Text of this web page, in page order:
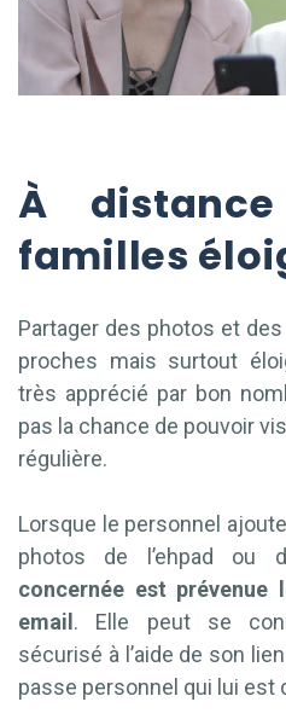
À
familles
Partager des photos et
proches mais surtout
très apprécié par bon
pas la chance de pouvoir
régulière.
Lorsque le personnel
photos de l’ehpad ou
concernée est prévenue
email . Elle peut se
sécurisé à l’aide de son
passe personnel qui lui est